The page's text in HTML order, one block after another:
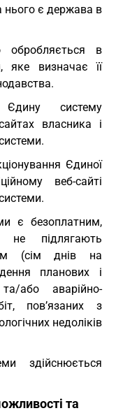
нього є держава в
обробляється в
яке визначає її
систему
власника і
Єдиної
веб-сайті
є безоплатним,
не підлягають
(сім днів на
планових і
або аварійно-
пов’язаних з
недоліків
здійснюється
та